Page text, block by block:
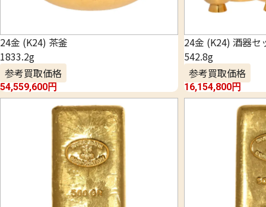
24金 (K24) 茶釜
1833.2g
参考買取価格
54,559,600円
24金 (K24) 酒器セ
542.8g
参考買取価格
16,154,800円